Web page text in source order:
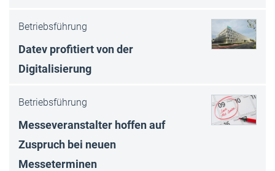
Betriebsführung
Datev profitiert von der
Digitalisierung
Betriebsführung
Messeveranstalter hoffen auf
Zuspruch bei neuen
Messeterminen